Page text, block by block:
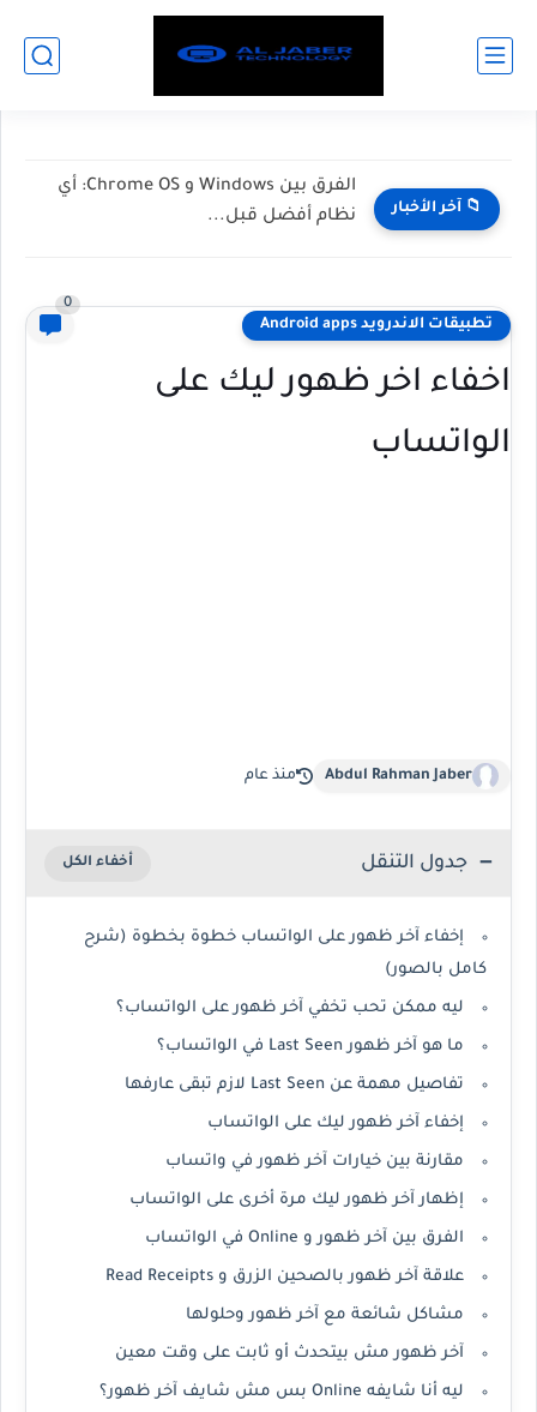
📁 آخر الأخبار
الفرق بين Windows و Chrome OS: أي
نظام أفضل قبل...
تطبيقات الاندرويد Android apps
0
اخفاء اخر ظهور ليك على
الواتساب
Abdul Rahman Jaber منذ عام
جدول التنقل
إخفاء آخر ظهور على الواتساب خطوة بخطوة (شرح
كامل بالصور)
ليه ممكن تحب تخفي آخر ظهور على الواتساب؟
ما هو آخر ظهور Last Seen في الواتساب؟
تفاصيل مهمة عن Last Seen لازم تبقى عارفها
إخفاء آخر ظهور ليك على الواتساب
مقارنة بين خيارات آخر ظهور في واتساب
إظهار آخر ظهور ليك مرة أخرى على الواتساب
الفرق بين آخر ظهور و Online في الواتساب
علاقة آخر ظهور بالصحين الزرق و Read Receipts
مشاكل شائعة مع آخر ظهور وحلولها
آخر ظهور مش بيتحدث أو ثابت على وقت معين
ليه أنا شايفه Online بس مش شايف آخر ظهور؟